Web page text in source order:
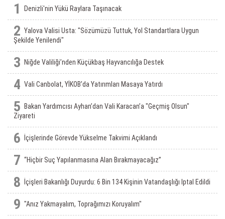
1 Denizli'nin Yükü Raylara Taşınacak
2 Yalova Valisi Usta: "Sözümüzü Tuttuk, Yol Standartlara Uygun
Şekilde Yenilendi"
3 Niğde Valiliği’nden Küçükbaş Hayvancılığa Destek
4 Vali Canbolat, YİKOB'da Yatırımları Masaya Yatırdı
5
Bakan Yardımcısı Ayhan’dan Vali Karacan’a "Geçmiş Olsun"
Ziyareti
6 İçişlerinde Görevde Yükselme Takvimi Açıklandı
7 “Hiçbir Suç Yapılanmasına Alan Bırakmayacağız”
8 İçişleri Bakanlığı Duyurdu: 6 Bin 134 Kişinin Vatandaşlığı Iptal Edildi
9 "Anız Yakmayalım, Toprağımızı Koruyalım"